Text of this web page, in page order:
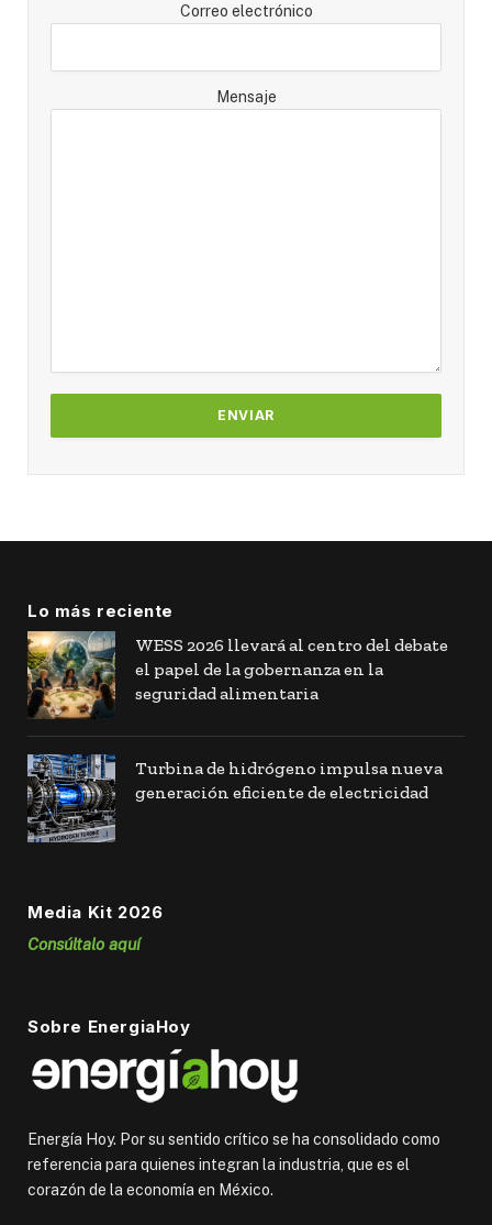
Correo electrónico
Mensaje
Lo más reciente
WESS 2026 llevará al centro del debate
el papel de la gobernanza en la
seguridad alimentaria
Turbina de hidrógeno impulsa nueva
generación eficiente de electricidad
Media Kit 2026
Consúltalo aquí
Sobre EnergiaHoy
Energía Hoy. Por su sentido crítico se ha consolidado como
referencia para quienes integran la industria, que es el
corazón de la economía en México.